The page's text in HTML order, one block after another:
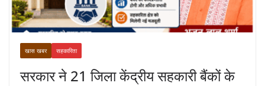
खास खबर सहकारिता
सरकार ने 21 जिला केंद्रीय सहकारी बैंकों के